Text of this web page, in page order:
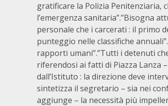
gratificare la Polizia Penitenziaria,
l’emergenza sanitaria”.”Bisogna
personale che i carcerati : il primo
punteggio nelle classifiche
rapporti umani”.”Tutti i detenuti
riferendosi ai fatti di Piazza Lanza
dall’Istituto : la direzione deve
sintetizza il segretario – sia nei
aggiunge – la necessità più